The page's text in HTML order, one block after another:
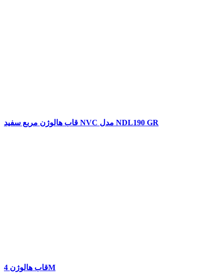
قاب هالوژن مربع سفید NVC مدل NDL190 GR
قاب هالوژن 4M